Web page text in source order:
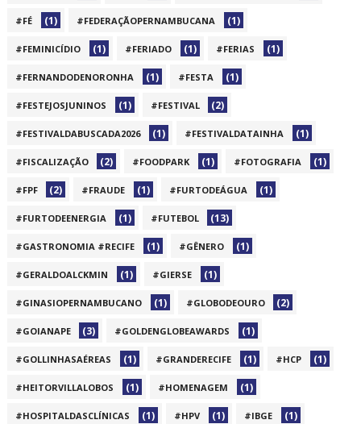
#FÉ (1) #FEDERAÇÃOPERNAMBUCANA (1)
#FEMINICÍDIO (1) #FERIADO (1) #FERIAS (1)
#FERNANDODENORONHA (1) #FESTA (1)
#FESTEJOSJUNINOS (1) #FESTIVAL (2)
#FESTIVALDABUSCADA2026 (1) #FESTIVALDATAINHA (1)
#FISCALIZAÇÃO (2) #FOODPARK (1) #FOTOGRAFIA (1)
#FPF (2) #FRAUDE (1) #FURTODEÁGUA (1)
#FURTODEENERGIA (1) #FUTEBOL (13)
#GASTRONOMIA #RECIFE (1) #GÊNERO (1)
#GERALDOALCKMIN (1) #GIERSE (1)
#GINASIOPERNAMBUCANO (1) #GLOBODEOURO (2)
#GOIANAPE (3) #GOLDENGLOBEAWARDS (1)
#GOLLINHASAÉREAS (1) #GRANDERECIFE (1) #HCP (1)
#HEITORVILLALOBOS (1) #HOMENAGEM (1)
#HOSPITALDASCLÍNICAS (1) #HPV (1) #IBGE (1)